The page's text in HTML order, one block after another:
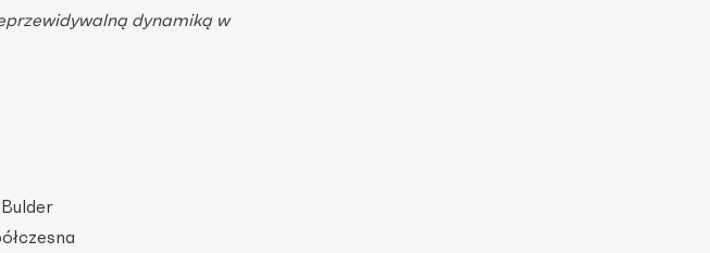
dynamiką w